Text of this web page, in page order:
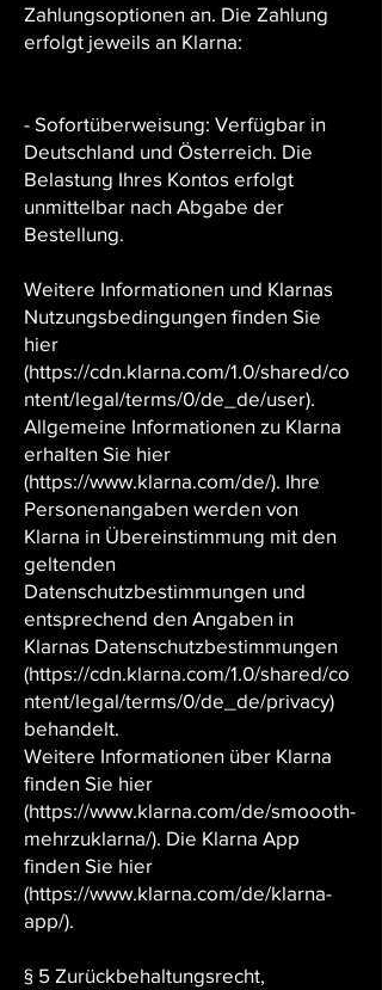
Zahlungsoptionen an. Die Zahlung
erfolgt jeweils an Klarna:
- Sofortüberweisung: Verfügbar in
Deutschland und Österreich. Die
Belastung Ihres Kontos erfolgt
unmittelbar nach Abgabe der
Bestellung.
Weitere Informationen und Klarnas
Nutzungsbedingungen finden Sie
hier
(https://cdn.klarna.com/1.0/shared/co
ntent/legal/terms/0/de_de/user).
Allgemeine Informationen zu Klarna
erhalten Sie hier
(https://www.klarna.com/de/). Ihre
Personenangaben werden von
Klarna in Übereinstimmung mit den
geltenden
Datenschutzbestimmungen und
entsprechend den Angaben in
Klarnas Datenschutzbestimmungen
(https://cdn.klarna.com/1.0/shared/co
ntent/legal/terms/0/de_de/privacy)
behandelt.
Weitere Informationen über Klarna
finden Sie hier
(https://www.klarna.com/de/smoooth-
mehrzuklarna/). Die Klarna App
finden Sie hier
(https://www.klarna.com/de/klarna-
app/).
§ 5 Zurückbehaltungsrecht,